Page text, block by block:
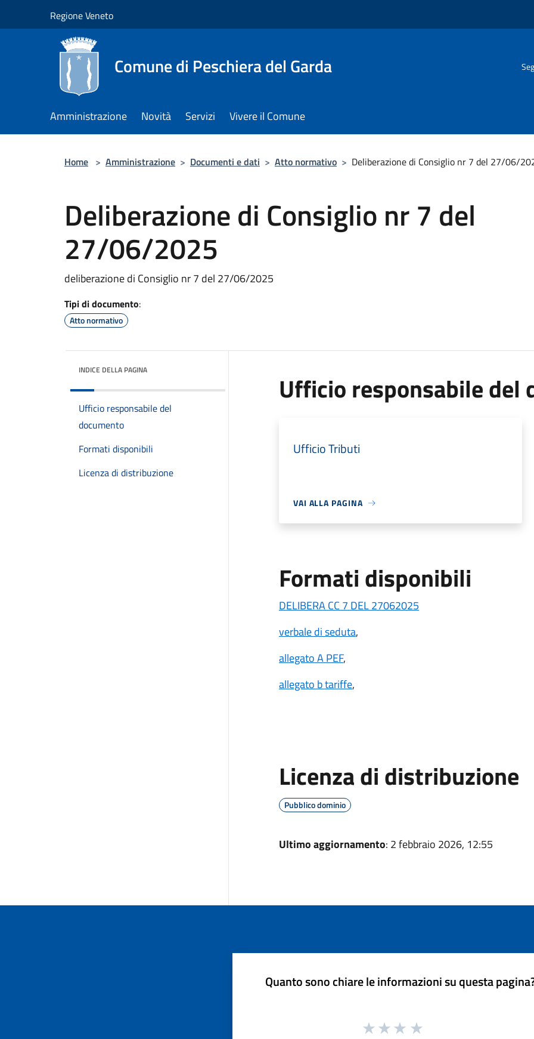
Regione Veneto
Comune di Peschiera del Garda
Amministrazione Novità Servizi Vivere il Comune
Home > Amministrazione > Documenti e dati > Atto normativo > Deliberazione di Consiglio nr 7 del 27/06/
Deliberazione di Consiglio nr 7 del
27/06/2025
deliberazione di Consiglio nr 7 del 27/06/2025
Tipi di documento:
Atto normativo
INDICE DELLA PAGINA
Ufficio responsabile del
documento
Formati disponibili
Licenza di distribuzione
Ufficio responsabile del
Ufficio Tributi
VAI ALLA PAGINA
Formati disponibili
DELIBERA CC 7 DEL 27062025
verbale di seduta,
allegato A PEF,
allegato b tariffe,
Licenza di distribuzione
Pubblico dominio
Ultimo aggiornamento: 2 febbraio 2026, 12:55
Quanto sono chiare le informazioni su questa